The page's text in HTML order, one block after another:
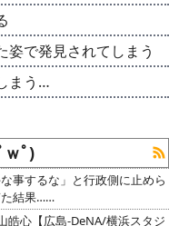
姿で発見されてしまう
まう…
ﾟ)
事するな」と行政側に止めら
た結果……
皓心【広島-DeNA/横浜スタジ